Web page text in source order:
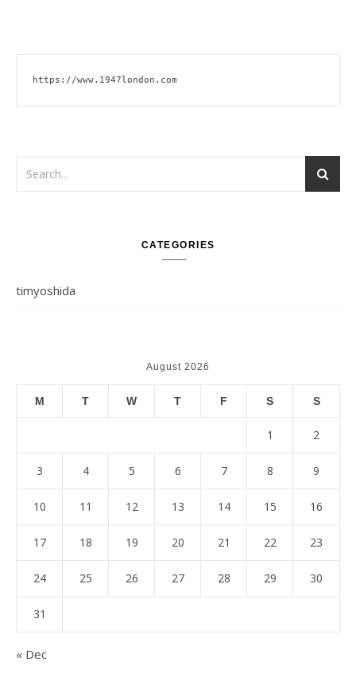
https://www.1947london.com
CATEGORIES
timyoshida
August 2026
M T W T F S S
1 2
3 4 5 6 7 8 9
10 11 12 13 14 15 16
17 18 19 20 21 22 23
24 25 26 27 28 29 30
31
« Dec